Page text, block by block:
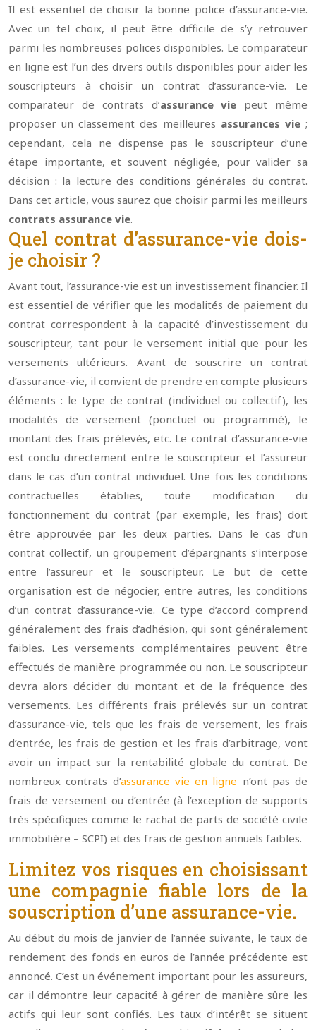
Il est essentiel de choisir la bonne police d’assurance-vie.
Avec un tel choix, il peut être difficile de s’y retrouver
parmi les nombreuses polices disponibles. Le comparateur
en ligne est l’un des divers outils disponibles pour aider les
souscripteurs à choisir un contrat d’assurance-vie. Le
comparateur de contrats d’assurance vie peut même
proposer un classement des meilleures assurances vie;
cependant, cela ne dispense pas le souscripteur d’une
étape importante, et souvent négligée, pour valider sa
décision : la lecture des conditions générales du contrat.
Dans cet article, vous saurez que choisir parmi les meilleurs
contrats assurance vie.
Quel contrat d’assurance-vie dois-
je choisir ?
Avant tout, l’assurance-vie est un investissement financier. Il
est essentiel de vérifier que les modalités de paiement du
contrat correspondent à la capacité d’investissement du
souscripteur, tant pour le versement initial que pour les
versements ultérieurs. Avant de souscrire un contrat
d’assurance-vie, il convient de prendre en compte plusieurs
éléments : le type de contrat (individuel ou collectif), les
modalités de versement (ponctuel ou programmé), le
montant des frais prélevés, etc. Le contrat d’assurance-vie
est conclu directement entre le souscripteur et l’assureur
dans le cas d’un contrat individuel. Une fois les conditions
contractuelles établies, toute modification du
fonctionnement du contrat (par exemple, les frais) doit
être approuvée par les deux parties. Dans le cas d’un
contrat collectif, un groupement d’épargnants s’interpose
entre l’assureur et le souscripteur. Le but de cette
organisation est de négocier, entre autres, les conditions
d’un contrat d’assurance-vie. Ce type d’accord comprend
généralement des frais d’adhésion, qui sont généralement
faibles. Les versements complémentaires peuvent être
effectués de manière programmée ou non. Le souscripteur
devra alors décider du montant et de la fréquence des
versements. Les différents frais prélevés sur un contrat
d’assurance-vie, tels que les frais de versement, les frais
d’entrée, les frais de gestion et les frais d’arbitrage, vont
avoir un impact sur la rentabilité globale du contrat. De
nombreux contrats d’assurance vie en ligne n’ont pas de
frais de versement ou d’entrée (à l’exception de supports
très spécifiques comme le rachat de parts de société civile
immobilière – SCPI) et des frais de gestion annuels faibles.
Limitez vos risques en choisissant
une compagnie fiable lors de la
souscription d’une assurance-vie.
Au début du mois de janvier de l’année suivante, le taux de
rendement des fonds en euros de l’année précédente est
annoncé. C’est un événement important pour les assureurs,
car il démontre leur capacité à gérer de manière sûre les
actifs qui leur sont confiés. Les taux d’intérêt se situent